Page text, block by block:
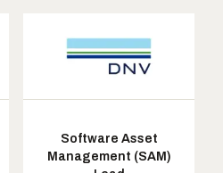
Software Asset
Management (SAM)